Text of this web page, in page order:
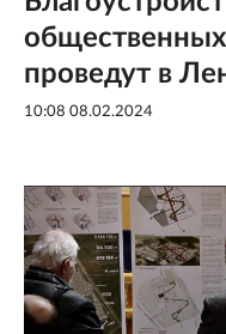
проведут в
10:08 08.02.2024